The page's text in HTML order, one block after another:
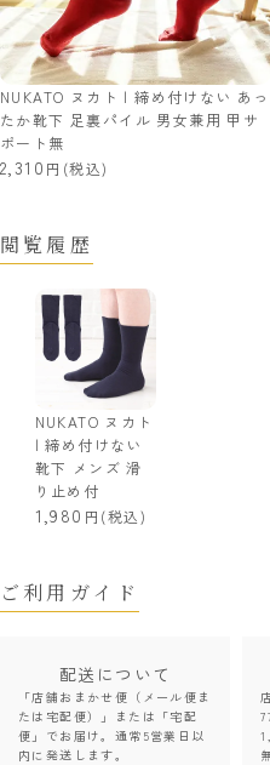
NUKATO ヌカト | 締め付けない あっ
たか靴下 足裏パイル 男女兼用 甲サ
ポート無
2,310 (税込)
閲覧履歴
NUKATO ヌカト
| 締め付けない
靴下 メンズ 滑
り止め付
1,980 (税込)
ご利用ガイド
配送について
「店舗おまかせ便（メール便ま
たは宅配便）」または「宅配
便」でお届け。通常5営業日以
内に発送します。